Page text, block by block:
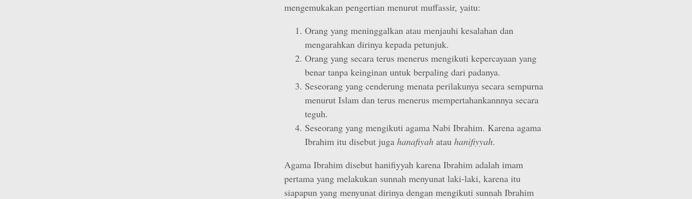
mengemukakan pengertian menurut muffassir, yaitu:
Orang yang meninggalkan atau menjauhi kesalahan dan
mengarahkan dirinya kepada petunjuk.
Orang yang secara terus menerus mengikuti kepercayaan yang
benar tanpa keinginan untuk berpaling dari padanya.
Seseorang yang cenderung menata perilakunya secara sempurna
menurut Islam dan terus menerus mempertahankannnya secara
teguh.
Seseorang yang mengikuti agama Nabi Ibrahim. Karena agama
Ibrahim itu disebut juga hanafiyah atau hanifiyyah.
Agama Ibrahim disebut hanifiyyah karena Ibrahim adalah imam
pertama yang melakukan sunnah menyunat laki-laki, karena itu
siapapun yang menyunat dirinya dengan mengikuti sunnah Ibrahim